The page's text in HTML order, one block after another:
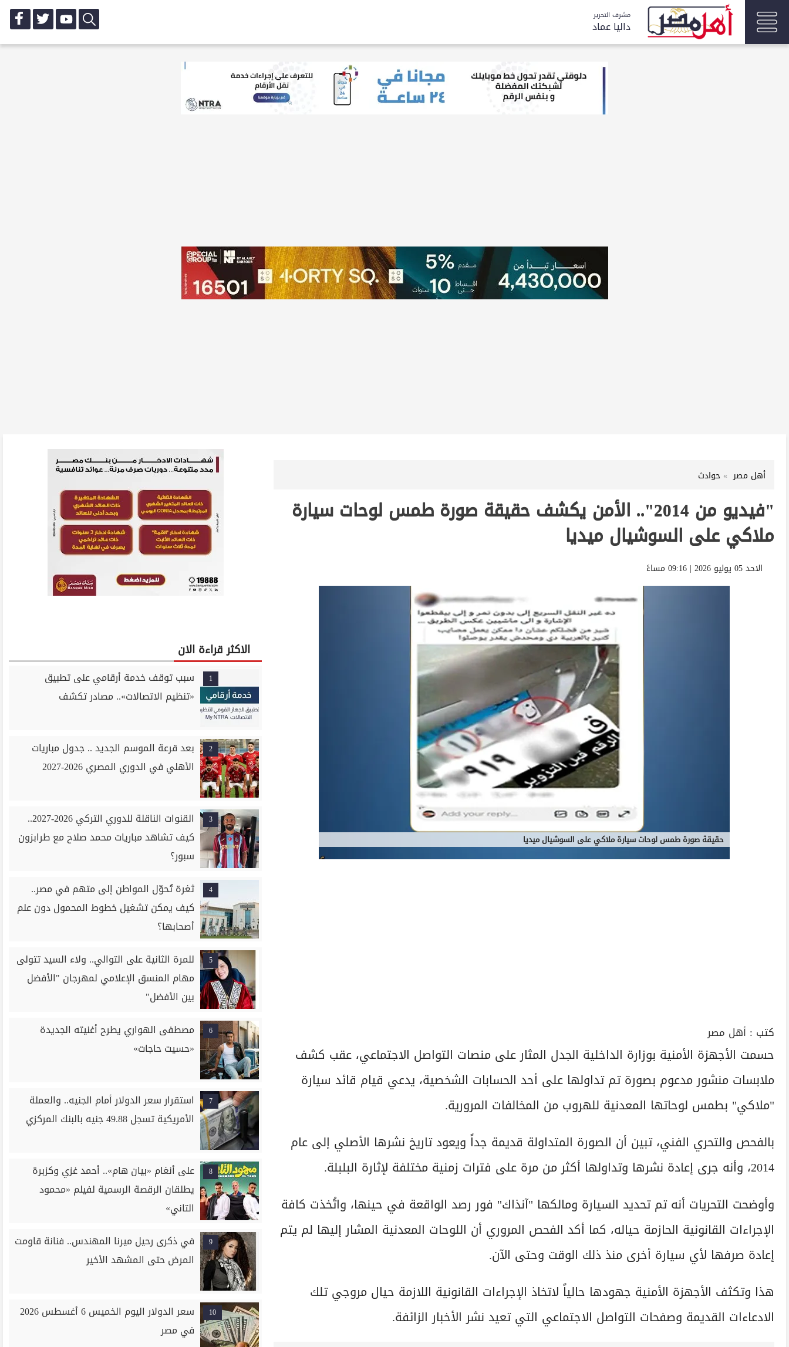
مشرف التحرير
داليا عماد
أهل مصر حوادث
"فيديو من 2014".. الأمن يكشف حقيقة صورة طمس لوحات سيارة
ملاكي على السوشيال ميديا
الاحد 05 يوليو 2026 | 09:16 مساءً
حقيقة صورة طمس لوحات سيارة ملاكي على السوشيال ميديا
كتب : أهل مصر
حسمت الأجهزة الأمنية بوزارة الداخلية الجدل المثار على منصات التواصل الاجتماعي، عقب كشف
ملابسات منشور مدعوم بصورة تم تداولها على أحد الحسابات الشخصية، يدعي قيام قائد سيارة
"ملاكي" بطمس لوحاتها المعدنية للهروب من المخالفات المرورية.
بالفحص والتحري الفني، تبين أن الصورة المتداولة قديمة جداً ويعود تاريخ نشرها الأصلي إلى عام
2014، وأنه جرى إعادة نشرها وتداولها أكثر من مرة على فترات زمنية مختلفة لإثارة البلبلة.
وأوضحت التحريات أنه تم تحديد السيارة ومالكها "آنذاك" فور رصد الواقعة في حينها، واتُخذت كافة
الإجراءات القانونية الحازمة حياله، كما أكد الفحص المروري أن اللوحات المعدنية المشار إليها لم يتم
إعادة صرفها لأي سيارة أخرى منذ ذلك الوقت وحتى الآن.
هذا وتكثف الأجهزة الأمنية جهودها حالياً لاتخاذ الإجراءات القانونية اللازمة حيال مروجي تلك
الادعاءات القديمة وصفحات التواصل الاجتماعي التي تعيد نشر الأخبار الزائفة.
الاكثر قراءة الان
1
سبب توقف خدمة أرقامي على تطبيق
«تنظيم الاتصالات».. مصادر تكشف
2
بعد قرعة الموسم الجديد .. جدول مباريات
الأهلي في الدوري المصري 2026-2027
3
القنوات الناقلة للدوري التركي 2026-2027..
كيف تشاهد مباريات محمد صلاح مع طرابزون
سبور؟
4
ثغرة تُحوّل المواطن إلى متهم في مصر..
كيف يمكن تشغيل خطوط المحمول دون علم
أصحابها؟
5
للمرة الثانية على التوالي.. ولاء السيد تتولى
مهام المنسق الإعلامي لمهرجان "الأفضل
بين الأفضل"
6
مصطفى الهواري يطرح أغنيته الجديدة
«حسيت حاجات»
7
استقرار سعر الدولار أمام الجنيه.. والعملة
الأمريكية تسجل 49.88 جنيه بالبنك المركزي
8
على أنغام «بيان هام».. أحمد غزي وكزبرة
يطلقان الرقصة الرسمية لفيلم «محمود
التاني»
9
في ذكرى رحيل ميرنا المهندس.. فنانة قاومت
المرض حتى المشهد الأخير
10
سعر الدولار اليوم الخميس 6 أغسطس 2026
في مصر